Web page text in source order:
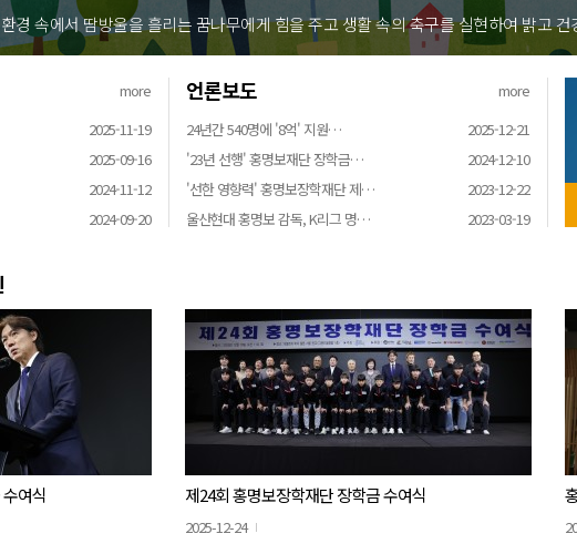
경 속에서 땀방울을 흘리는 꿈나무에게 힘을 주고 생활 속의 축구를 실현하여 밝고
more
2025-11-19
2025-09-16
2024-11-12
2024-09-20
언론보도
more
24년간 540명에 '8억' 지원…
2025-12-21
'23년 선행' 홍명보재단 장학금…
2024-12-10
'선한 영향력' 홍명보장학재단 제…
2023-12-22
울산현대 홍명보 감독, K리그 명…
2023-03-19
여식 제24회 홍명보장학재단 장학금 수여식
2025-12-24